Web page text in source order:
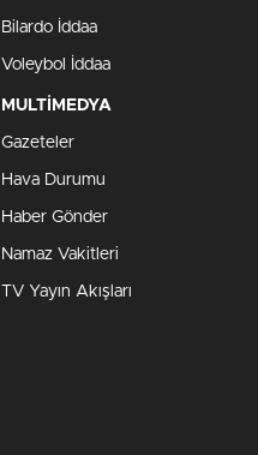
Bilardo İddaa
Voleybol İddaa
MULTİMEDYA
Gazeteler
Hava Durumu
Haber Gönder
Namaz Vakitleri
TV Yayın Akışları